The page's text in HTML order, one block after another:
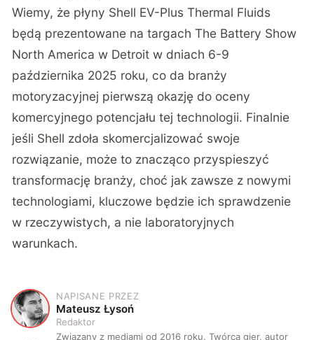
Wiemy, że płyny Shell EV-Plus Thermal Fluids
będą prezentowane na targach The Battery Show
North America w Detroit w dniach 6-9
października 2025 roku, co da branży
motoryzacyjnej pierwszą okazję do oceny
komercyjnego potencjału tej technologii. Finalnie
jeśli Shell zdoła skomercjalizować swoje
rozwiązanie, może to znacząco przyspieszyć
transformację branży, choć jak zawsze z nowymi
technologiami, kluczowe będzie ich sprawdzenie
w rzeczywistych, a nie laboratoryjnych
warunkach.
M
NAPISANE PRZEZ
Mateusz Łysoń
Redaktor
Związany z mediami od 2016 roku. Twórca gier, autor